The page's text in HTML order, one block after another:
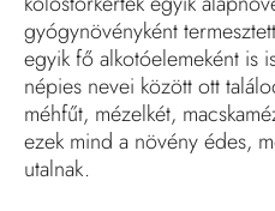
gyógynövényként
egyik fő alkotóelemeként is
népies nevei között ott
méhfűt, mézelkét,
ezek mind a növény édes,
utalnak.